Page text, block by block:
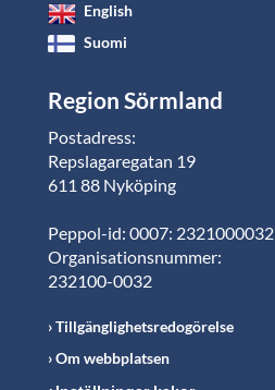
English
Suomi
Region Sörmland
Postadress:
Repslagaregatan 19
611 88 Nyköping
Peppol-id: 0007: 2321000032
Organisationsnummer:
232100-0032
Tillgänglighetsredogörelse
Om webbplatsen